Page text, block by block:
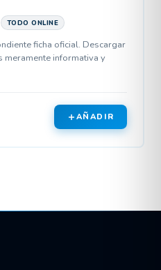
TODO ONLINE
ficha oficial. Descargar
meramente informativa y
AÑADIR